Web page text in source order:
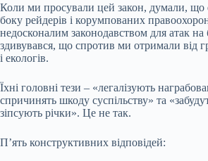
Коли ми просували цей закон, думали, що
боку рейдерів і корумпованих
недосконалим законодавством для атак на
здивувався, що спротив ми отримали від
і екологів.
Їхні головні тези – «легалізують
спричинять шкоду суспільству» та
зіпсують річки». Це не так.
П’ять конструктивних відповідей: